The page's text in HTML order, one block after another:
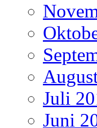
Juli
Juni